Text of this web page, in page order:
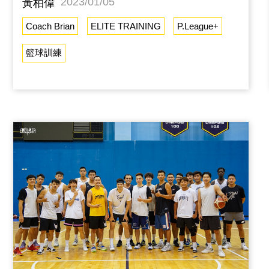
這兩顆球不只幫助球隊，也幫助他提升投籃的
自信心。曾柏諭小黑雖然是第一年打職業的賽
事，但他累積了非常多的大賽機會，可以看到
是他未來進攻的重要武器。王柏智你是射手
吧，柏智，不管是拖車或是擋拆後，弧頂接球
的投籃非常有信心，這絕對是苦練出
黃柏偉
Coach Brian ELITE TRAINING P.League+
籃球訓練